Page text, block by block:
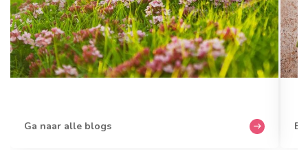
Ga naar alle blogs